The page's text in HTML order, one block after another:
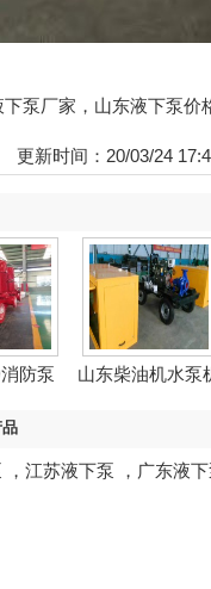
泵厂家，山东液下泵价
更新时间：20/03/24
防泵
山东柴油机水泵
， 江苏液下泵 ， 广东液